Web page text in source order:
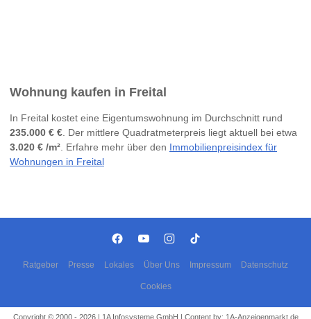
Wohnung kaufen in Freital
In Freital kostet eine Eigentumswohnung im Durchschnitt rund
235.000 € €. Der mittlere Quadratmeterpreis liegt aktuell bei etwa
3.020 € /m². Erfahre mehr über den Immobilienpreisindex für
Wohnungen in Freital
Ratgeber Presse Lokales Über Uns Impressum Datenschutz
Cookies
Copyright © 2000 - 2026 | 1A Infosysteme GmbH | Content by: 1A-Anzeigenmarkt.de